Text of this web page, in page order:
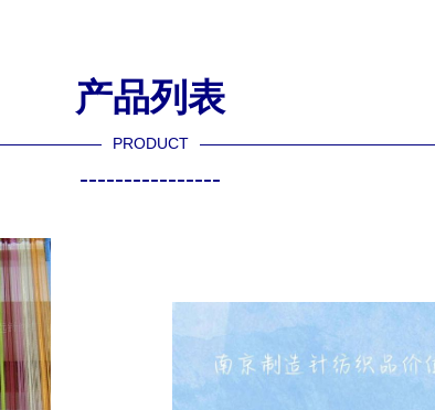
产品列表
PRODUCT
----------------